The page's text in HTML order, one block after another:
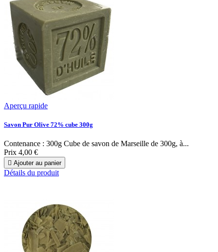
Aperçu rapide
Savon Pur Olive 72% cube 300g
Contenance : 300g Cube de savon de Marseille de 300g, à...
Prix 4,00 €
 Ajouter au panier
Détails du produit